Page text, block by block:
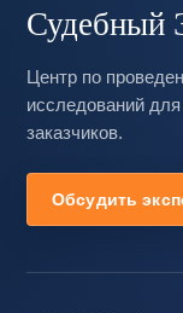
Судебный
Центр по
исследований
заказчиков.
Обсудить